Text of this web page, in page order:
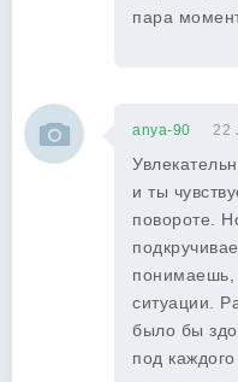
пара
anya-90 22
и ты
повороте.
понимаешь,
ситуации.
было бы
под